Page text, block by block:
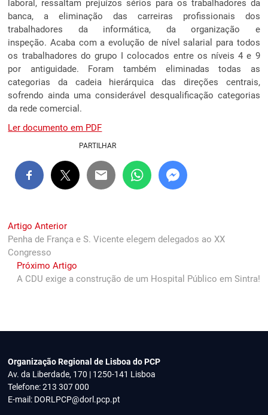
laboral, ressaltam prejuízos sérios para os trabalhadores da
banca, a eliminação das carreiras profissionais dos
trabalhadores da informática, da organização e
inspeção. Acaba com a evolução de nível salarial para todos
os trabalhadores do grupo I colocados entre os níveis 4 e 9
por antiguidade. Foram também eliminadas todas as
categorias da cadeia hierárquica das direções centrais,
sofrendo ainda uma considerável desqualificação categorias
da rede comercial.
Ler documento em PDF
PARTILHAR
Navegação
de
artigos
Artigo AnteriorPrevious
post:
Penha de França e S. Vicente elegem delegados ao XX
Congresso
Próximo ArtigoNext
post:
A CDU exige a construção de um Hospital Público em Sintra!
Organização Regional de Lisboa do PCP
Av. da Liberdade, 170 | 1250-141 Lisboa
Telefone: 213 307 000
E-mail: DORLPCP@dorl.pcp.pt